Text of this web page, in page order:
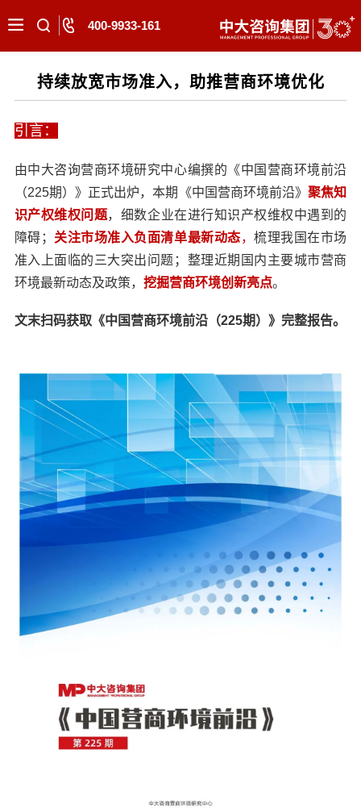
400-9933-161
持续放宽市场准入，助推营商环境优化
引言：
由中大咨询营商环境研究中心编撰的《中国营商环境前沿
（225期）》正式出炉，本期《中国营商环境前沿》 聚焦知
识产权维权问题，细数企业在进行知识产权维权中遇到的
障碍； 关注市场准入负面清单最新动态，梳理我国在市场
准入上面临的三大突出问题；整理近期国内主要城市营商
环境最新动态及政策， 挖掘营商环境创新亮点。
文末扫码获取《中国营商环境前沿（225期）》完整报告。